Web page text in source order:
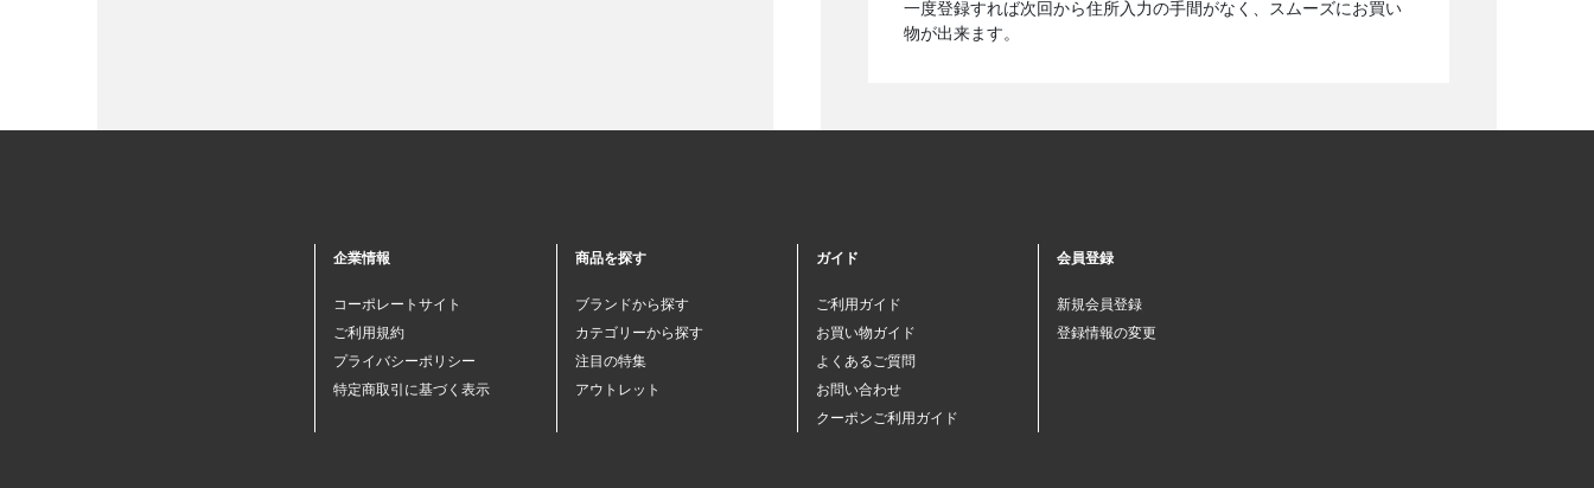
一度登録すれば次回から住所入力の手間がなく、スムーズにお買い
物が出来ます。
企業情報
コーポレートサイト
ご利用規約
プライバシーポリシー
特定商取引に基づく表示
商品を探す
ブランドから探す
カテゴリーから探す
注目の特集
アウトレット
ガイド
ご利用ガイド
お買い物ガイド
よくあるご質問
お問い合わせ
クーポンご利用ガイド
会員登録
新規会員登録
登録情報の変更